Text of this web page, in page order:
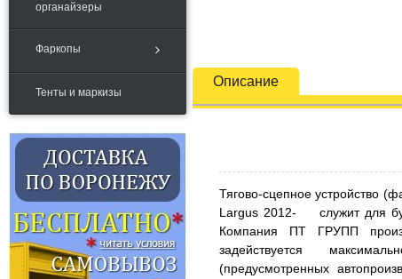
органайзеры
Фаркопы
Тенты и маркизы
Описание
Тягово-сцепное устройство
Largus 2012- служит для
Компания ПТ ГРУПП
задействуется
(предусмотренных